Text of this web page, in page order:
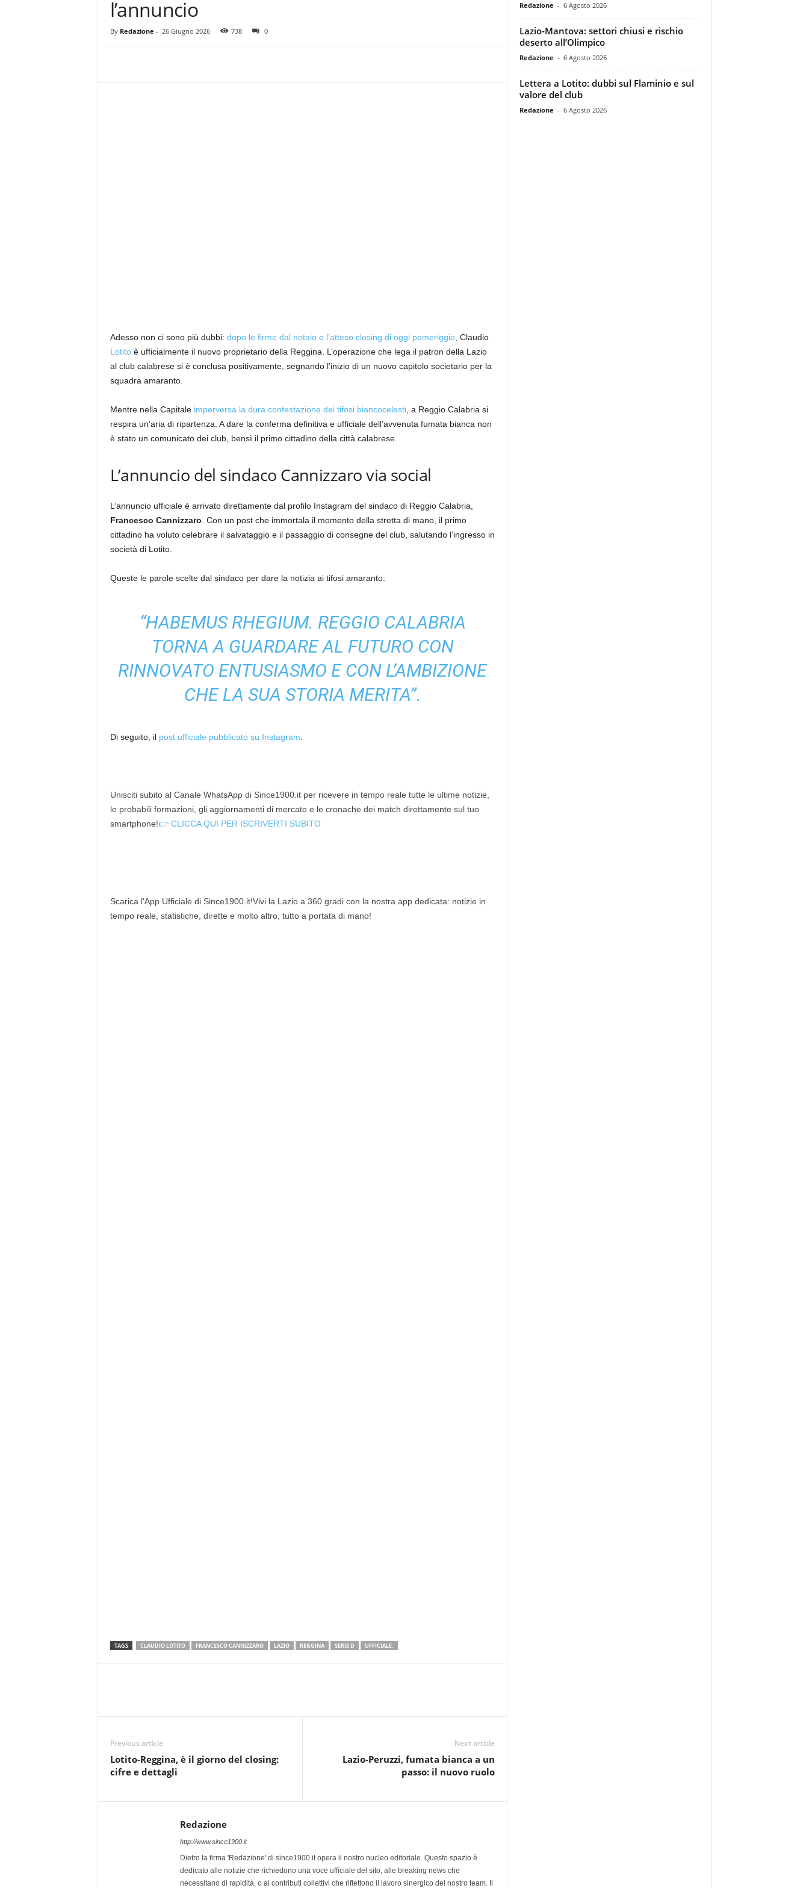
l’annuncio
By Redazione - 26 Giugno 2026 738 0
Adesso non ci sono più dubbi: dopo le firme dal notaio e l’atteso closing di oggi pomeriggio, Claudio
Lotitoè ufficialmente il nuovo proprietario della Reggina. L’operazione che lega il patron della Lazio
al club calabrese si è conclusa positivamente, segnando l’inizio di un nuovo capitolo societario per la
squadra amaranto.
Mentre nella Capitale imperversa la dura contestazione dei tifosi biancocelesti, a Reggio Calabria si
respira un’aria di ripartenza. A dare la conferma definitiva e ufficiale dell’avvenuta fumata bianca non
è stato un comunicato dei club, bensì il primo cittadino della città calabrese.
L’annuncio del sindaco Cannizzaro via social
L’annuncio ufficiale è arrivato direttamente dal profilo Instagram del sindaco di Reggio Calabria,
Francesco Cannizzaro . Con un post che immortala il momento della stretta di mano, il primo
cittadino ha voluto celebrare il salvataggio e il passaggio di consegne del club, salutando l’ingresso in
società di Lotito.
Queste le parole scelte dal sindaco per dare la notizia ai tifosi amaranto:
“HABEMUS RHEGIUM. REGGIO CALABRIA
TORNA A GUARDARE AL FUTURO CON
RINNOVATO ENTUSIASMO E CON L’AMBIZIONE
CHE LA SUA STORIA MERITA”.
Di seguito, il post ufficiale pubblicato su Instagram
Unisciti subito al Canale WhatsApp di Since1900.it per ricevere in tempo reale tutte le ultime notizie,
le probabili formazioni, gli aggiornamenti di mercato e le cronache dei match direttamente sul tuo
smartphone!👉 CLICCA QUI PER ISCRIVERTI SUBITO
Scarica l'App Ufficiale di Since1900.it!Vivi la Lazio a 360 gradi con la nostra app dedicata: notizie in
tempo reale, statistiche, dirette e molto altro, tutto a portata di mano!
TAGS CLAUDIO LOTITO FRANCESCO CANNIZZARO LAZIO REGGINA SERIE D UFFICIALE.
Previous article
Lotito-Reggina, è il giorno del closing:
cifre e dettagli
Next article
Lazio-Peruzzi, fumata bianca a un
passo: il nuovo ruolo
Redazione
http://www.since1900.it
Dietro la firma 'Redazione' di since1900.it opera il nostro nucleo editoriale. Questo spazio è
dedicato alle notizie che richiedono una voce ufficiale del sito, alle breaking news che
necessitano di rapidità, o ai contributi collettivi che riflettono il lavoro sinergico del nostro team. Il
Redazione - 6 Agosto 2026
Lazio-Mantova: settori chiusi e rischio
deserto all’Olimpico
Redazione - 6 Agosto 2026
Lettera a Lotito: dubbi sul Flaminio e sul
valore del club
Redazione - 6 Agosto 2026